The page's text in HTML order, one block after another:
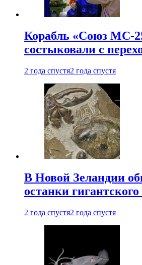
Корабль «Союз МС-
состыковали с
2 года спустя2 года спустя
В Новой Зеландии
останки
2 года спустя2 года спустя